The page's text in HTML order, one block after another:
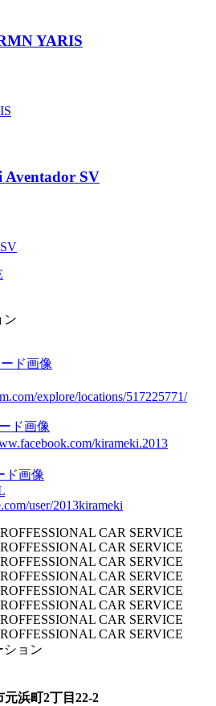
YARIS
SV
explore/locations/517225771/
kirameki.2013
user/2013kirameki
CAR SERVICE
CAR SERVICE
CAR SERVICE
CAR SERVICE
CAR SERVICE
CAR SERVICE
CAR SERVICE
CAR SERVICE
元浜町2丁目22-2